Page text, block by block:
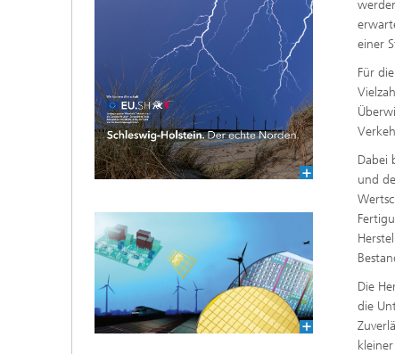
einer
Für
Dabei
und
Die
die